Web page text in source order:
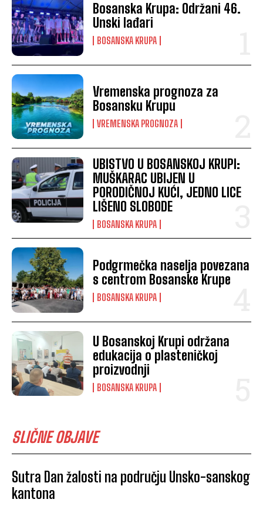
Bosanska Krupa: Održani 46.
Unski lađari
BOSANSKA KRUPA
Vremenska prognoza za
Bosansku Krupu
VREMENSKA PROGNOZA
UBISTVO U BOSANSKOJ KRUPI:
MUŠKARAC UBIJEN U
PORODIČNOJ KUĆI, JEDNO LICE
LIŠENO SLOBODE
BOSANSKA KRUPA
Podgrmečka naselja povezana
s centrom Bosanske Krupe
BOSANSKA KRUPA
U Bosanskoj Krupi održana
edukacija o plasteničkoj
proizvodnji
BOSANSKA KRUPA
SLIČNE OBJAVE
Sutra Dan žalosti na području Unsko-sanskog
kantona